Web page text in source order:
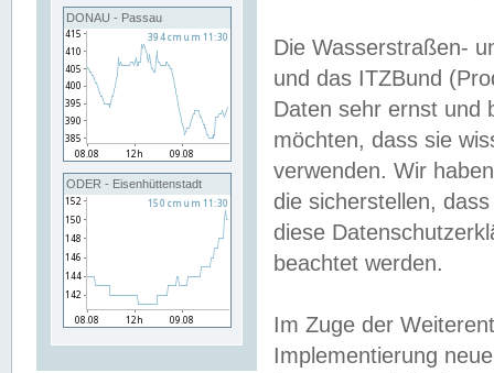
DONAU - Passau
ODER - Eisenhüttenstadt
Die Wasserstraßen-
und das ITZBund
Daten sehr ernst und
möchten, dass sie
verwenden. Wir
die sicherstellen,
diese
beachtet werden.
Im Zuge der
Implementierung